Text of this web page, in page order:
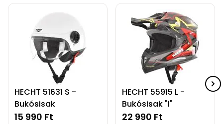
HECHT 51631 S -
Bukósisak
15 990 Ft
HECHT 55915 L -
Bukósisak "l"
22 990 Ft